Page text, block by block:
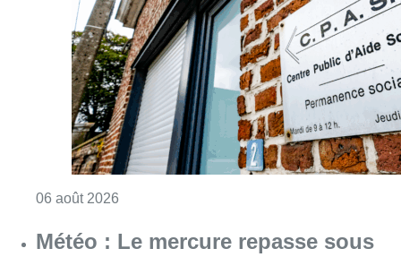
06 août 2026
Météo : Le mercure repasse sous